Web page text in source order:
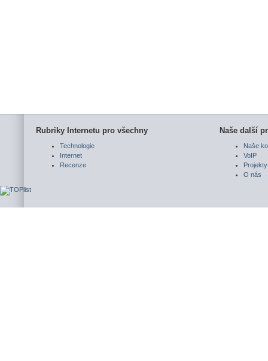
Rubriky Internetu pro všechny
Technologie
Internet
Recenze
Naše další
Naše
VoIP
Projekty
O nás